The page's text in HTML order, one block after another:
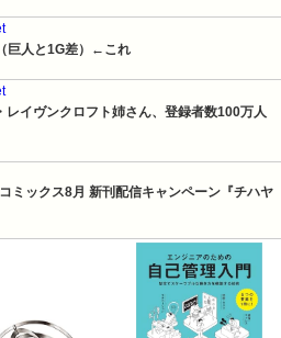
巨人と1G差）←これ
レイヴンクロフト姉さん、登録者数100万人
ミックス8月 新刊配信キャンペーン『チハヤ